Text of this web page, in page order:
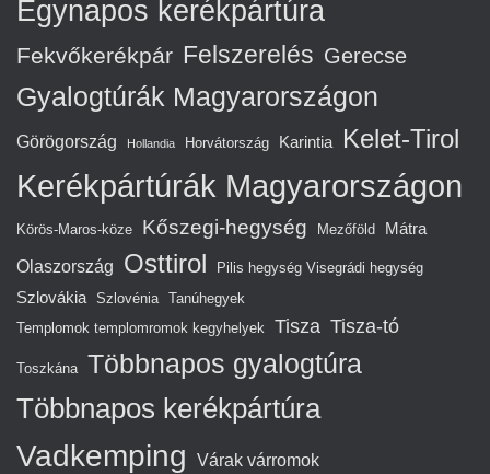
Egynapos kerékpártúra
Fekvőkerékpár Felszerelés Gerecse
Gyalogtúrák Magyarországon
Görögország Hollandia Horvátország Karintia Kelet-Tirol
Kerékpártúrák Magyarországon
Körös-Maros-köze Kőszegi-hegység Mezőföld Mátra
Olaszország Osttirol Pilis hegység Visegrádi hegység
Szlovákia Szlovénia Tanúhegyek
Templomok templomromok kegyhelyek Tisza Tisza-tó
Toszkána Többnapos gyalogtúra
Többnapos kerékpártúra
Vadkemping Várak várromok